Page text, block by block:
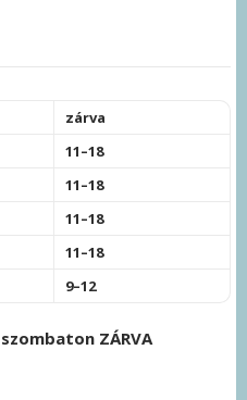
zárva
11–18
11–18
11–18
11–18
9–12
ZÁRVA